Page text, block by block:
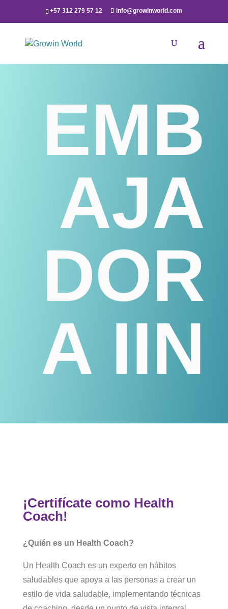
+57 312 279 57 12 info@growinworld.com
EMB
AJA
DOR
A IIN
¡Certifícate como Health
Coach!
¿Quién es un Health Coach?
Un Health Coach es un experto en hábitos
saludables que apoya a las personas a crear un
estilo de vida saludable, implementando técnicas